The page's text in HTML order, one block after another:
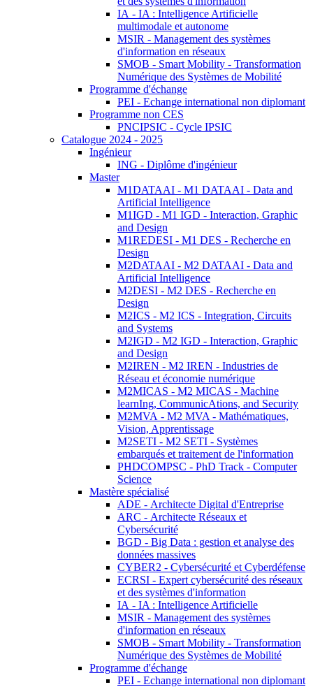
IA - IA : Intelligence Artificielle
multimodale et autonome
MSIR - Management des systèmes
d'information en réseaux
SMOB - Smart Mobility - Transformation
Numérique des Systèmes de Mobilité
Programme d'échange
PEI - Echange international non diplomant
Programme non CES
PNCIPSIC - Cycle IPSIC
Catalogue 2024 - 2025
Ingénieur
ING - Diplôme d'ingénieur
Master
M1DATAAI - M1 DATAAI - Data and
Artificial Intelligence
M1IGD - M1 IGD - Interaction, Graphic
and Design
M1REDESI - M1 DES - Recherche en
Design
M2DATAAI - M2 DATAAI - Data and
Artificial Intelligence
M2DESI - M2 DES - Recherche en
Design
M2ICS - M2 ICS - Integration, Circuits
and Systems
M2IGD - M2 IGD - Interaction, Graphic
and Design
M2IREN - M2 IREN - Industries de
Réseau et économie numérique
M2MICAS - M2 MICAS - Machine
learnIng, CommunicAtions, and Security
M2MVA - M2 MVA - Mathématiques,
Vision, Apprentissage
M2SETI - M2 SETI - Systèmes
embarqués et traitement de l'information
PHDCOMPSC - PhD Track - Computer
Science
Mastère spécialisé
ADE - Architecte Digital d'Entreprise
ARC - Architecte Réseaux et
Cybersécurité
BGD - Big Data : gestion et analyse des
données massives
CYBER2 - Cybersécurité et Cyberdéfense
ECRSI - Expert cybersécurité des réseaux
et des systèmes d'information
IA - IA : Intelligence Artificielle
MSIR - Management des systèmes
d'information en réseaux
SMOB - Smart Mobility - Transformation
Numérique des Systèmes de Mobilité
Programme d'échange
PEI - Echange international non diplomant